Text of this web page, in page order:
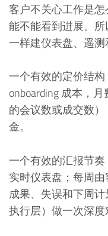
客户不关心工作是
能不能看到进展。
一样建仪表盘、遥测
一个有效的定价结
onboarding 成本，
的会议数或成交数
金。
一个有效的汇报节
实时仪表盘；每周
成果、失误和下周
执行层）做一次深度